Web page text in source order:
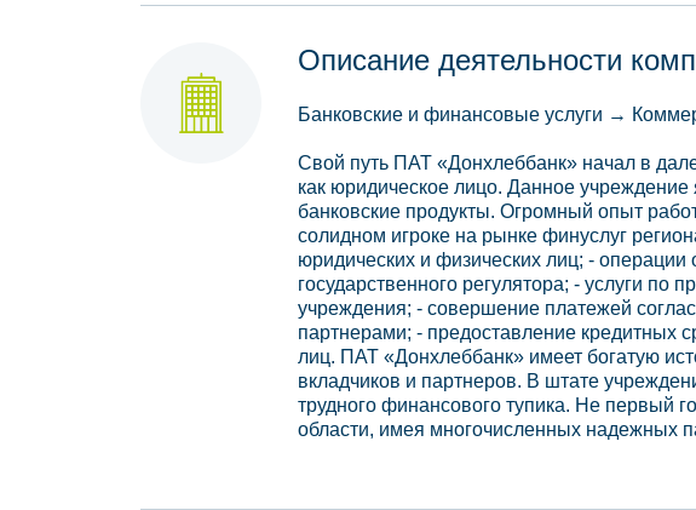
Описание деятельности
Банковские и финансовые услуги →
Свой путь ПАТ «Донхлеббанк» начал в
как юридическое лицо. Данное учреждение
банковские продукты. Огромный опыт
солидном игроке на рынке финуслуг
юридических и физических лиц; -
государственного регулятора; - услуги
учреждения; - совершение платежей
партнерами; - предоставление кредитных
лиц. ПАТ «Донхлеббанк» имеет богатую
вкладчиков и партнеров. В штате
трудного финансового тупика. Не первый
области, имея многочисленных надежных